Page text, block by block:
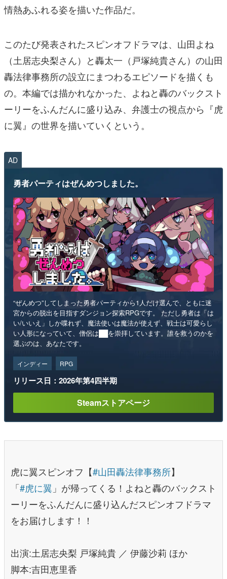
情熱あふれる姿を描いた作品だ。
このたび発表されたスピンオフドラマは、山田よね
（土居志央梨さん）と轟太一（戸塚純貴さん）の山田
轟法律事務所の設立にまつわるエピソードを描くも
の。本編では描かれなかった、よねと轟のバックスト
ーリーをふんだんに盛り込み、弁護士の視点から『虎
に翼』の世界を描いていくという。
AD
勇者パーティはぜんめつしました。
“ぜんめつ”してしまった勇者パーティから1人だけ選んで、ともに迷
宮からの脱出を目指すダンジョン探索RPGです。 ただし勇者は「は
い/いいえ」しか喋れず、魔法使いは魔法が使えず、戦士は可愛らし
い人形になっていて、僧侶は██を崇拝しています。誰を救うのかを
選ぶのは、あなたです。
インディー RPG
リリース日：2026年第4四半期
Steamストアページ
虎に翼スピンオフ【#山田轟法律事務所】
「#虎に翼 」が帰ってくる！よねと轟のバックスト
ーリーをふんだんに盛り込んだスピンオフドラマ
をお届けします！！
出演:土居志央梨 戸塚純貴 ／ 伊藤沙莉 ほか
脚本:吉田恵里香